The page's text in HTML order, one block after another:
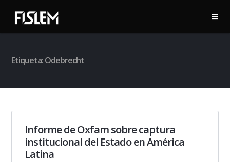
Etiqueta:Odebrecht
Informe de Oxfam sobre captura
institucional del Estado en América
Latina